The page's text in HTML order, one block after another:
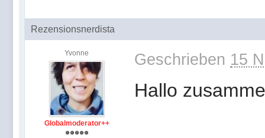
Rezensionsnerdista
Yvonne
Globalmoderator++
Geschrieben 15
Hallo